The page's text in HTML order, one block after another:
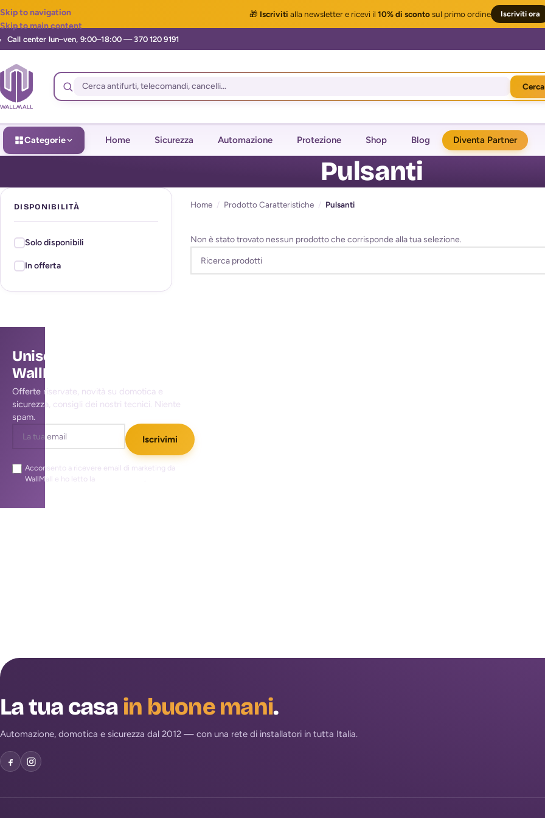
🎁 Iscriviti alla newslettere ricevi il 10% di scontosul primo ordine Iscriviti ora
Skip to navigation
Skip to main content
Cerca
Categorie Home Sicurezza Automazione Protezione Shop Blog Diventa Partner
Pulsanti
DISPONIBILITÀ
Solo disponibili
In offerta
Home / Prodotto Caratteristiche / Pulsanti
Non è stato trovato nessun prodotto che corrisponde alla tua selezione.
Unisciti alla community
WallMall
Offerte riservate, novità su domotica e
sicurezza, consigli dei nostri tecnici. Niente
spam.
Iscrivimi
Acconsento a ricevere email di marketing da
WallMall e ho letto la
.
La tua casa in buone mani.
Automazione, domotica e sicurezza dal 2012 — con una rete di installatori in tutta Italia.